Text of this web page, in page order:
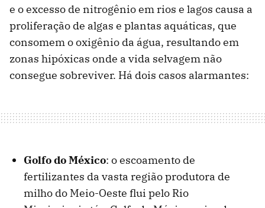
e o excesso de nitrogênio em rios e lagos causa a
proliferação de algas e plantas aquáticas, que
consomem o oxigênio da água, resultando em
zonas hipóxicas onde a vida selvagem não
consegue sobreviver. Há dois casos alarmantes:
Golfo do México: o escoamento de
fertilizantes da vasta região produtora de
milho do Meio-Oeste flui pelo Rio